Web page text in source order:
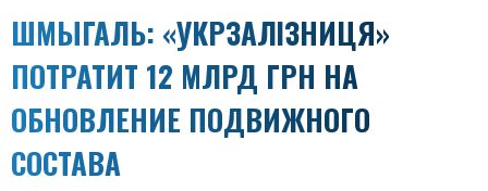
ШМЫГАЛЬ: «УКРЗАЛІЗНИЦЯ»
ПОТРАТИТ 12 МЛРД ГРН НА
ОБНОВЛЕНИЕ ПОДВИЖНОГО
СОСТАВА